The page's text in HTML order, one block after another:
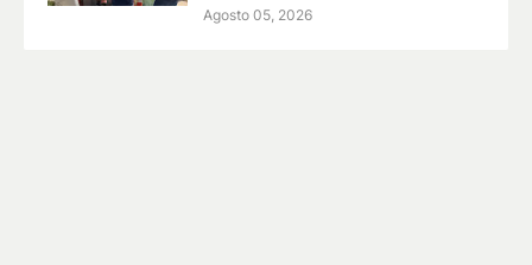
Agosto 05, 2026